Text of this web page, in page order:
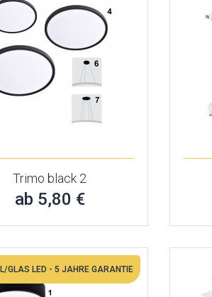
Trimo black 2
ab 5,80 €
GLAS LED - 5 JAHRE GARANTIE